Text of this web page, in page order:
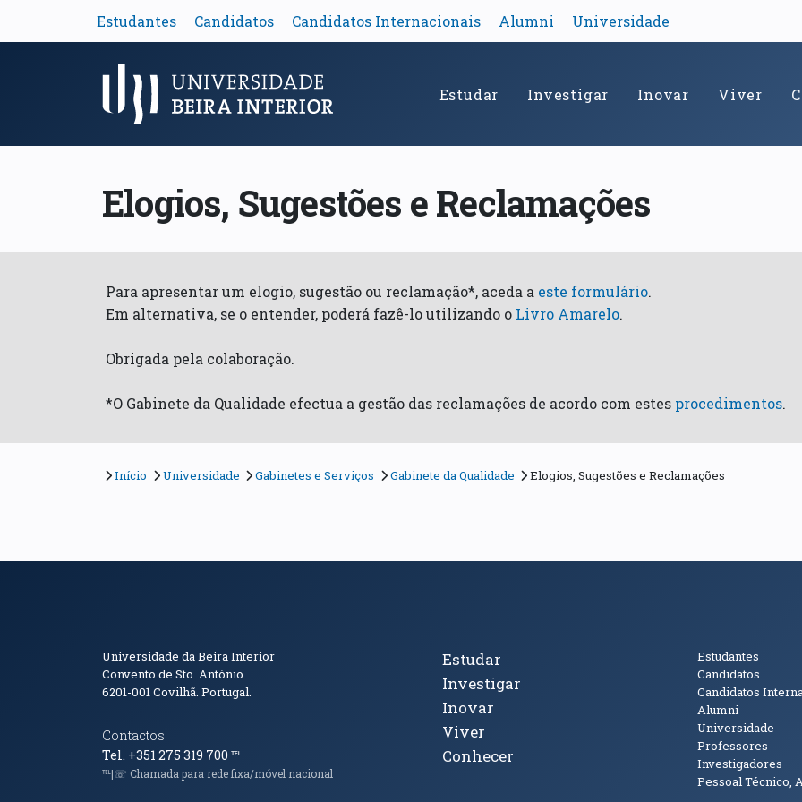
Estudantes Candidatos Candidatos Internacionais Alumni Universidade
Menu Principal Estudar Investigar Inovar Viver
Elogios, Sugestões e Reclamações
Para apresentar um elogio, sugestão ou reclamação*, aceda a este formulário.
Em alternativa, se o entender, poderá fazê-lo utilizando o Livro Amarelo.
Obrigada pela colaboração.
*O Gabinete da Qualidade efectua a gestão das reclamações de acordo com estes procedimentos.
Início Universidade Gabinetes e Serviços Gabinete da Qualidade Elogios, Sugestões e Reclamações
Informações de Contacto
Universidade da Beira Interior
Convento de Sto. António.
6201-001Covilhã. Portugal.
Contactos
Tel. +351 275 319 700 ℡
℡|☏ Chamada para rede fixa/móvel nacional
Tópicos Principais
Estudar
Investigar
Inovar
Viver
Conhecer
Públicos
Estudantes
Candidatos
Candidatos
Alumni
Universidade
Professores
Investigadores
Pessoal Técnico,